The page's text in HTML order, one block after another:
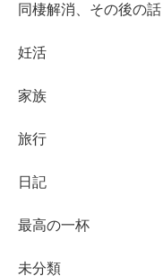
同棲解消、その後の話
妊活
家族
旅行
日記
最高の一杯
未分類